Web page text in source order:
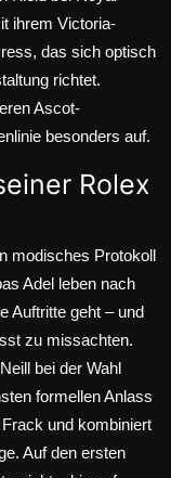
ihrem Victoria-
das sich optisch
richtet.
Ascot-
besonders auf.
Rolex
modisches Protokoll
Adel leben nach
Auftritte geht – und
zu missachten.
bei der Wahl
formellen Anlass
und kombiniert
Auf den ersten